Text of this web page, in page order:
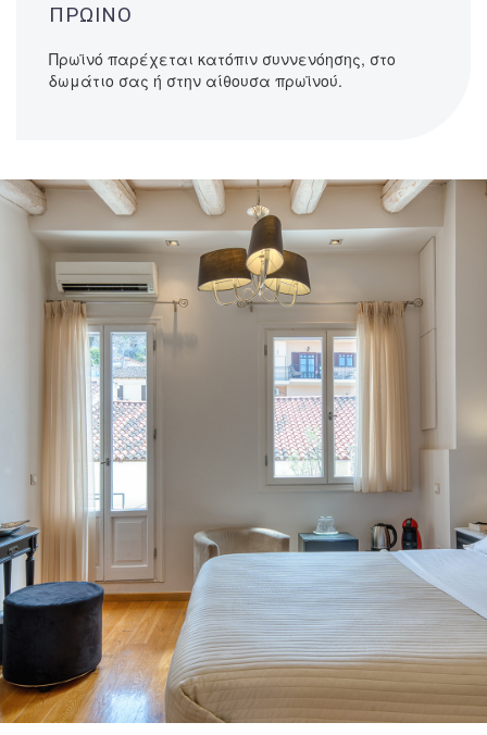
ΠΡΩΙΝΟ
Πρωϊνό παρέχεται κατόπιν συννενόησης, στο
δωμάτιο σας ή στην αίθουσα πρωϊνού.